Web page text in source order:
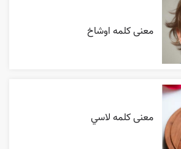
معنی کلمه اوشاخ
معنی کلمه لاسي